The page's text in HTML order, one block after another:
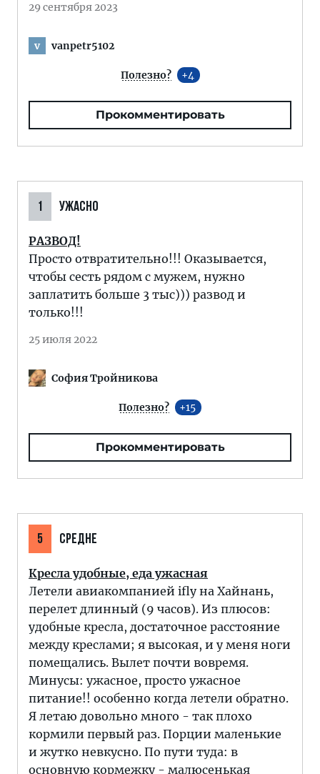
29 сентября 2023
v vanpetr5102
Полезно? 4
Прокомментировать
1 УЖАСНО
РАЗВОД!
Просто отвратительно!!! Оказывается,
чтобы сесть рядом с мужем, нужно
заплатить больше 3 тыс))) развод и
только!!!
25 июля 2022
София Тройникова
Полезно? 15
Прокомментировать
5 СРЕДНЕ
Кресла удобные, еда ужасная
Летели авиакомпанией ifly на Хайнань,
перелет длинный (9 часов). Из плюсов:
удобные кресла, достаточное расстояние
между креслами; я высокая, и у меня ноги
помещались. Вылет почти вовремя.
Минусы: ужасное, просто ужасное
питание!! особенно когда летели обратно.
Я летаю довольно много - так плохо
кормили первый раз. Порции маленькие
и жутко невкусно. По пути туда: в
основную кормежку - малюсенькая